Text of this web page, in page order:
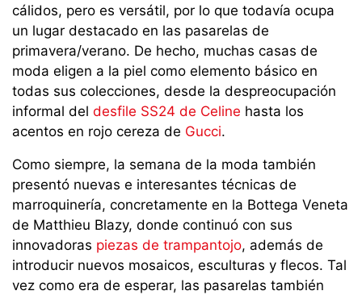
cálidos, pero es versátil, por lo que todavía ocupa
un lugar destacado en las pasarelas de
primavera/verano. De hecho, muchas casas de
moda eligen a la piel como elemento básico en
todas sus colecciones, desde la despreocupación
informal del desfile SS24 de Celine hasta los
acentos en rojo cereza de Gucci.
Como siempre, la semana de la moda también
presentó nuevas e interesantes técnicas de
marroquinería, concretamente en la Bottega Veneta
de Matthieu Blazy, donde continuó con sus
innovadoras piezas de trampantojo, además de
introducir nuevos mosaicos, esculturas y flecos. Tal
vez como era de esperar, las pasarelas también